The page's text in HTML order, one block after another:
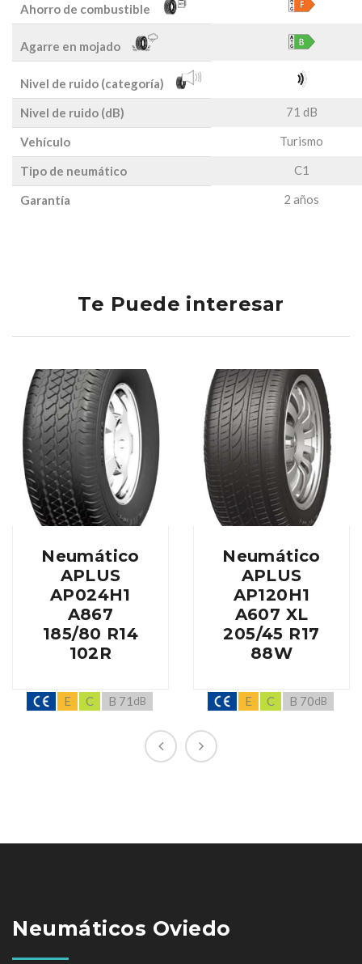
Ahorro de combustible
Agarre en mojado
Nivel de ruido (categoría)
Nivel de ruido (dB)
71 dB
Vehículo Turismo
Tipo de neumático C1
Garantía 2 años
Te Puede interesar
Neumático
APLUS
AP024H1
A867
185/80 R14
102R
E C B 71 dB
Neumático
APLUS
AP120H1
A607 XL
205/45 R17
88W
E C B 70dB
Neumáticos Oviedo